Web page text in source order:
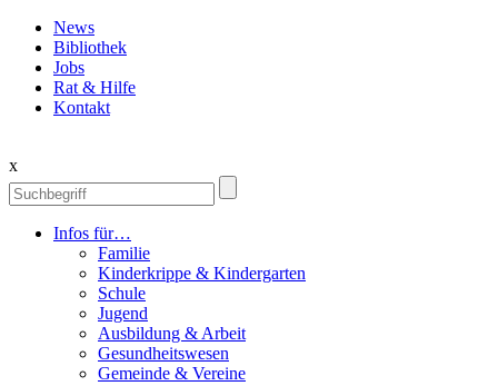
News
Bibliothek
Jobs
Rat & Hilfe
Kontakt
x
Infos für…
Familie
Kinderkrippe & Kindergarten
Schule
Jugend
Ausbildung & Arbeit
Gesundheitswesen
Gemeinde & Vereine